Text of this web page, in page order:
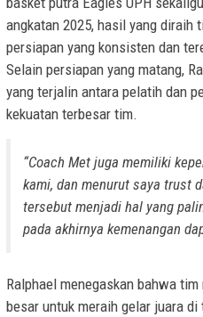
angkatan 2025, hasil yang diraih
persiapan yang konsisten dan
Selain persiapan yang matang,
yang terjalin antara pelatih dan
kekuatan terbesar tim.
“Coach Met juga memiliki
kami, dan menurut saya trust
tersebut menjadi hal yang
pada akhirnya kemenangan
Ralphael menegaskan bahwa
besar untuk meraih gelar juara